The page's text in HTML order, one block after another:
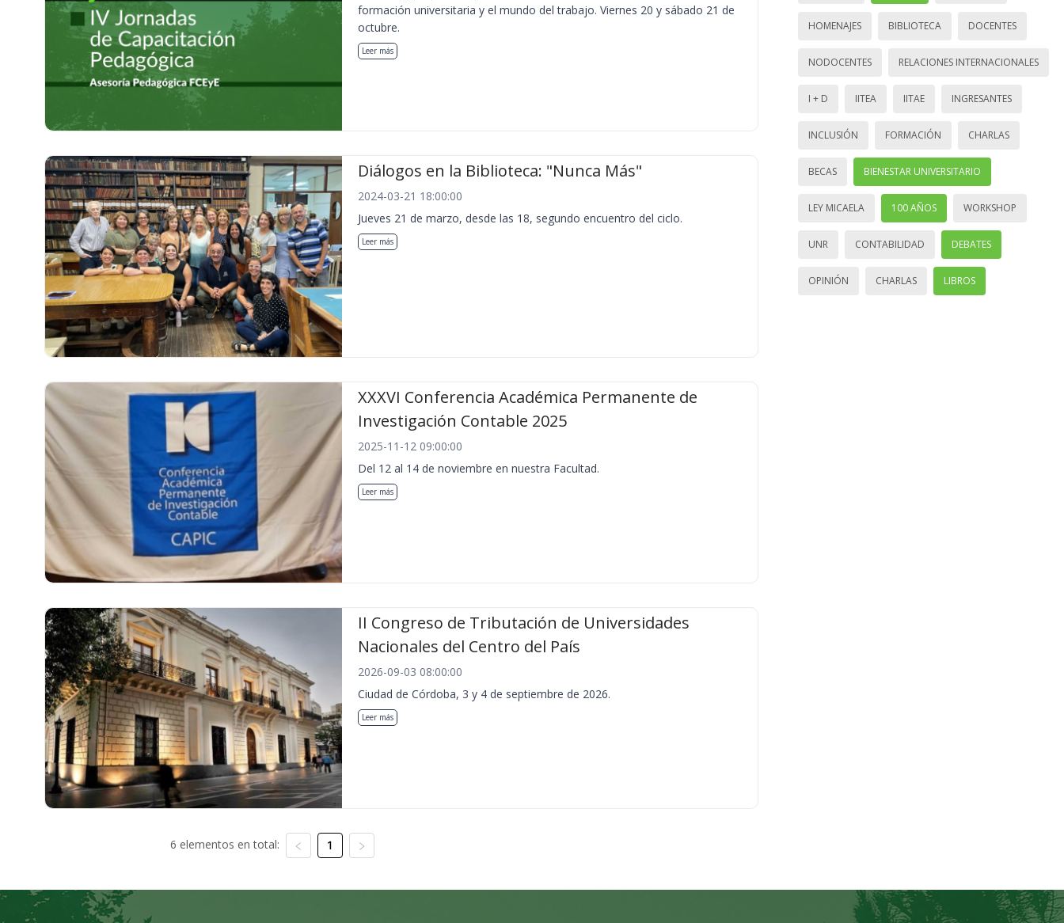
formación universitaria y el mundo del trabajo. Viernes 20 y sábado 21 de
octubre.
Leer más
Diálogos en la Biblioteca: "Nunca Más"
2024-03-21 18:00:00
Jueves 21 de marzo, desde las 18, segundo encuentro del ciclo.
Leer más
XXXVI Conferencia Académica Permanente de
Investigación Contable 2025
2025-11-12 09:00:00
Del 12 al 14 de noviembre en nuestra Facultad.
Leer más
II Congreso de Tributación de Universidades
Nacionales del Centro del País
2026-09-03 08:00:00
Ciudad de Córdoba, 3 y 4 de septiembre de 2026.
Leer más
6 elementos en total: 1
HOMENAJES BIBLIOTECA DOCENTES
NODOCENTES RELACIONES INTERNACIONALES
I + D IITEA IITAE INGRESANTES
INCLUSIÓN FORMACIÓN CHARLAS
BECAS BIENESTAR UNIVERSITARIO
LEY MICAELA 100 AÑOS WORKSHOP
UNR CONTABILIDAD DEBATES
OPINIÓN CHARLAS LIBROS